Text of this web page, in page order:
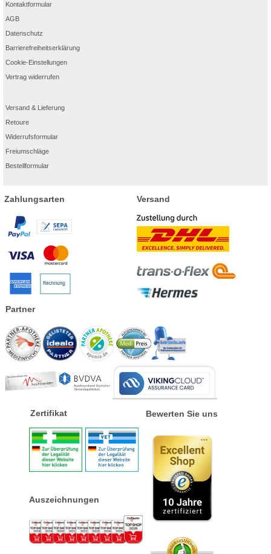
Kontaktformular
AGB
Datenschutz
Barrierefreiheitserklärung
Cookie-Einstellungen
Vertrag widerrufen
Versand & Lieferung
Retoure
Widerrufsformular
Freiumschläge
Bestellformular
Zahlungsarten Versand
Partner
Zertifikat
Auszeichnungen
Bewerten Sie uns